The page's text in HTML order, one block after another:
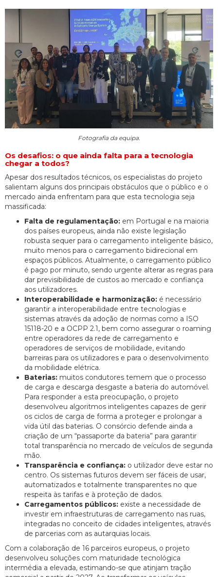
Fotografia da equipa.
Os desafios: o que ainda falta para a tecnologia
chegar a todos?
Apesar dos resultados técnicos, os especialistas do projeto
salientam alguns dos principais obstáculos que o público e o
mercado ainda enfrentam para que esta tecnologia seja
massificada:
Falta de regulamentação: em Portugal e na maioria
dos países europeus, ainda não existe legislação
robusta sequer para o carregamento inteligente básico,
muito menos para o carregamento bidirecional em
espaços públicos. Atualmente, o carregamento público
é pago por minuto, sendo urgente alterar as regras para
dar previsibilidade de custos ao mercado e confiança
aos utilizadores.
Interoperabilidade e harmonização: é necessário
garantir a interoperabilidade entre tecnologias e
sistemas através da adoção de normas como a ISO
15118-20 e a OCPP 2.1, bem como assegurar o roaming
entre operadores da rede de carregamento e
operadores de serviços de mobilidade, evitando
barreiras para os utilizadores e para o desenvolvimento
da mobilidade elétrica.
Baterias: muitos condutores temem que o processo
de carga e descarga desgaste a bateria do automóvel.
Para responder a esta preocupação, o projeto
desenvolveu algoritmos inteligentes capazes de gerir
os ciclos de carga de forma a proteger e prolongar a
vida útil das baterias. O consórcio defende ainda a
criação de um “passaporte da bateria” para garantir
total transparência no mercado de veículos de segunda
mão.
Transparência e confiança: o utilizador deve estar no
centro. Os sistemas futuros devem ser fáceis de usar,
automatizados e totalmente transparentes no que
respeita às tarifas e à proteção de dados.
Carregamentos públicos: existe a necessidade de
investir em infraestruturas de carregamento nas ruas,
integradas no conceito de cidades inteligentes, através
de parcerias com as autarquias locais.
Com a colaboração de 16 parceiros europeus, o projeto
desenvolveu soluções com maturidade tecnológica
intermédia a elevada, estimando-se que atinjam tração